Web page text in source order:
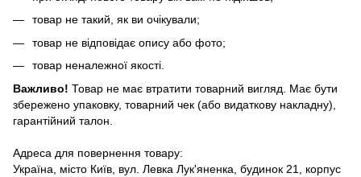
товар не такий, як ви очікували;
товар не відповідає опису або фото;
товар неналежної якості.
Важливо! Товар не має втратити товарний вигляд. Має бути
збережено упаковку, товарний чек (або видаткову накладну),
гарантійний талон.
Адреса для повернення товару:
Україна, місто Київ, вул. Левка Лук'яненка, будинок 21, корпус